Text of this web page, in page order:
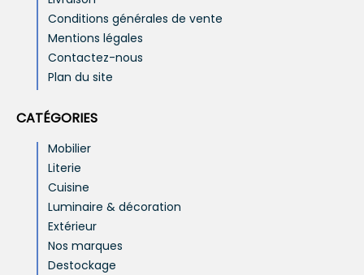
Conditions générales de vente
Mentions légales
Contactez-nous
Plan du site
CATÉGORIES
Mobilier
Literie
Cuisine
Luminaire & décoration
Extérieur
Nos marques
Destockage